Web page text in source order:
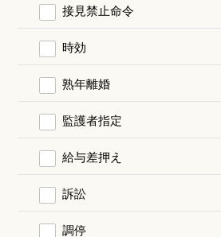
接見禁止命令
時効
熟年離婚
監護者指定
給与差押え
訴訟
調停